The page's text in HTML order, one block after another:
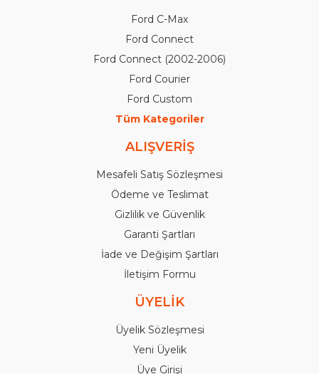
Ford C-Max
Ford Connect
Ford Connect (2002-2006)
Ford Courier
Ford Custom
Tüm Kategoriler
ALIŞVERİŞ
Mesafeli Satış Sözleşmesi
Ödeme ve Teslimat
Gizlilik ve Güvenlik
Garanti Şartları
İade ve Değişim Şartları
İletişim Formu
ÜYELİK
Üyelik Sözleşmesi
Yeni Üyelik
Üye Girişi